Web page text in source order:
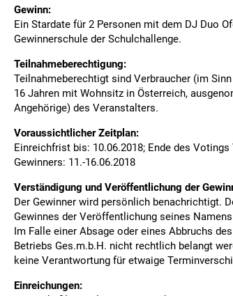
Gewinn:
Ein Stardate für 2 Personen mit dem DJ Duo
Gewinnerschule der Schulchallenge.
Teilnahmeberechtigung:
Teilnahmeberechtigt sind Verbraucher (im
16 Jahren mit Wohnsitz in Österreich,
Angehörige) des Veranstalters.
Voraussichtlicher Zeitplan:
Einreichfrist bis: 10.06.2018; Ende des
Gewinners: 11.-16.06.2018
Verständigung und Veröffentlichung der
Der Gewinner wird persönlich benachrichtigt.
Gewinnes der Veröffentlichung seines
Im Falle einer Absage oder eines Abbruchs
Betriebs Ges.m.b.H. nicht rechtlich belangt
keine Verantwortung für etwaige
Einreichungen: